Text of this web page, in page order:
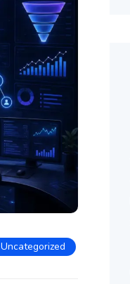
Uncategorized